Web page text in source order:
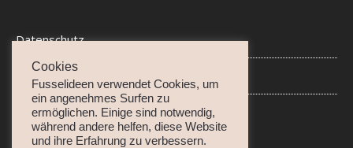
Datenschutz
Disclaimer • Impressum
Cookies
Fusselideen verwendet Cookies, um
ein angenehmes Surfen zu
ermöglichen. Einige sind notwendig,
während andere helfen, diese Website
und ihre Erfahrung zu verbessern.